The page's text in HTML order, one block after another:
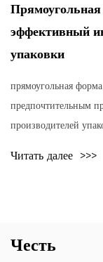
эффективный
упаковки
прямоугольная форма
предпочтительным
производителей
Читать далее >>>
Честь